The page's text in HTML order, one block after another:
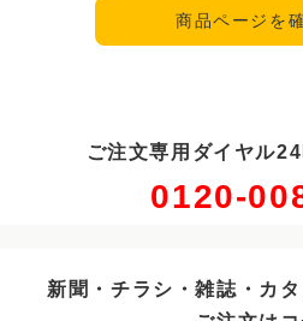
商品ページを
ご注文専用ダイヤル
0120-
新聞・チラシ・雑誌・カ